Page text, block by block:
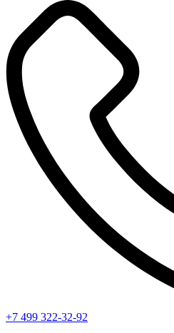
+7 499 322-32-92